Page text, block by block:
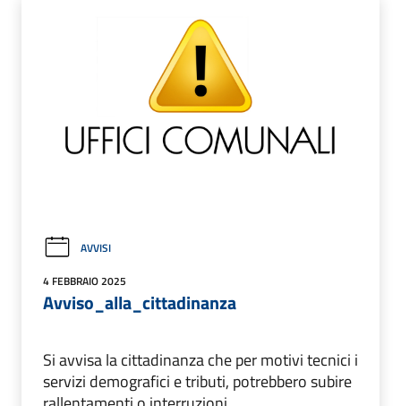
AVVISI
4 FEBBRAIO 2025
Avviso_alla_cittadinanza
Si avvisa la cittadinanza che per motivi tecnici i
servizi demografici e tributi, potrebbero subire